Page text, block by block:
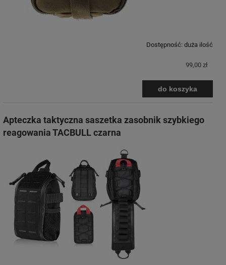
Dostępność: duża ilość
99,00 zł
do koszyka
Apteczka taktyczna saszetka zasobnik szybkiego
reagowania TACBULL czarna